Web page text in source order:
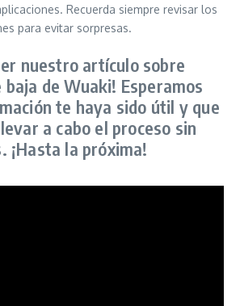
Recuerda siempre revisar los
para evitar sorpresas.
nuestro artículo sobre
baja de Wuaki! Esperamos
te haya sido útil y que
a cabo el proceso sin
¡Hasta la próxima!